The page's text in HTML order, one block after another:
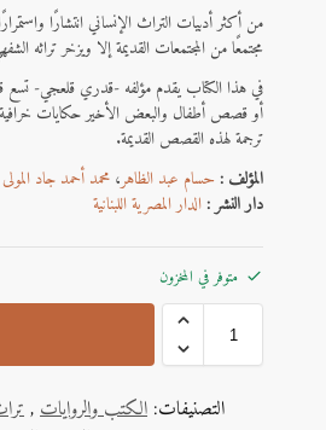
من أكثر أدبيات التراث الإنساني انتشارًا
مجتمعًا من المجتمعات القديمة إلا ويزخر تراثه
في هذا الكتاب يقدم مؤلفه -قدري قلعجي-
أو قصص أطفال والبعض الأخير حكايات خرافية
ترجمة لهذه القصص القديمة.
المؤلف :حسام عبد الظاهر، محمد أحمد جاد المولى
دار النشر :الدار المصرية اللبنانية
متوفر في المخزون
التصنيفات: الكتب والروايات,